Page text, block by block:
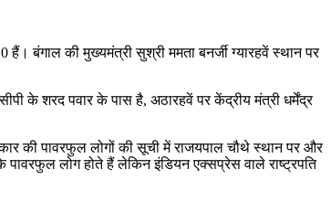
हैं।बंगाल की मुख्यमंत्री सुश्री ममता बनर्जी ग्यारहवें स्थान पर
के शरद पवार के पास है, अठारहवें पर केंद्रीय मंत्री धर्मेंद्र
की पावरफुल लोगों की सूची में राजयपाल चौथे स्थान पर और
पावरफुल लोग होते हैं लेकिन इंडियन एक्सप्रेस वाले राष्ट्रपति